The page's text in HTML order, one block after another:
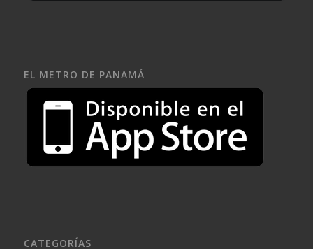
EL METRO DE PANAMÁ
CATEGORÍAS